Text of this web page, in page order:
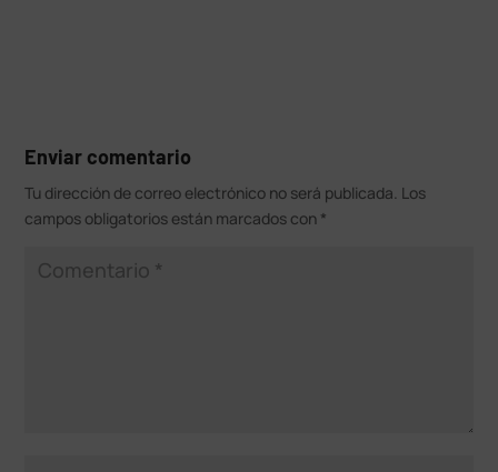
Enviar comentario
Tu dirección de correo electrónico no será publicada. Los
campos obligatorios están marcados con *